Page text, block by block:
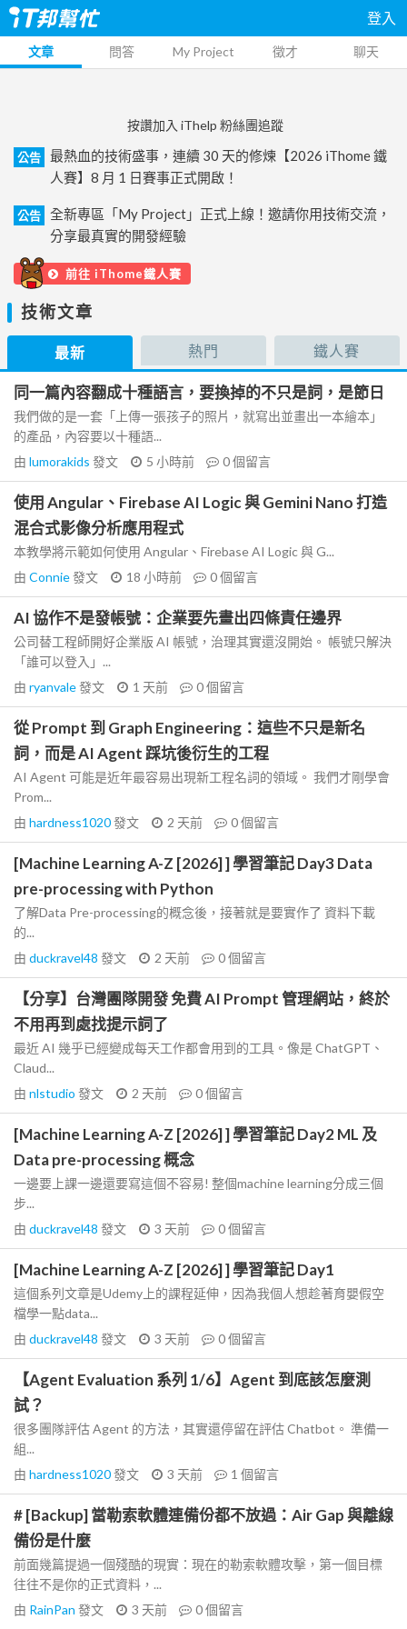
登入
文章 問答 My Project 徵才 聊天
按讚加入 iThelp 粉絲團追蹤
公告
最熱血的技術盛事，連續 30 天的修煉【2026 iThome 鐵
人賽】8 月 1 日賽事正式開啟！
公告
全新專區「My Project」正式上線！邀請你用技術交流，
分享最真實的開發經驗
前往 iThome鐵人賽
技術文章
最新 熱門 鐵人賽
同一篇內容翻成十種語言，要換掉的不只是詞，是節日
我們做的是一套「上傳一張孩子的照片，就寫出並畫出一本繪本」
的產品，內容要以十種語...
由 lumorakids 發文 5 小時前 0個留言
使用 Angular、Firebase AI Logic 與 Gemini Nano 打造
混合式影像分析應用程式
本教學將示範如何使用 Angular、Firebase AI Logic 與 G...
由 Connie發文 18 小時前 0個留言
AI 協作不是發帳號：企業要先畫出四條責任邊界
公司替工程師開好企業版 AI 帳號，治理其實還沒開始。 帳號只解決
「誰可以登入」...
由 ryanvale發文 1 天前 0個留言
從 Prompt 到 Graph Engineering：這些不只是新名
詞，而是 AI Agent 踩坑後衍生的工程
AI Agent 可能是近年最容易出現新工程名詞的領域。 我們才剛學會
Prom...
由 hardness1020發文 2 天前 0個留言
[Machine Learning A-Z [2026] ] 學習筆記 Day3 Data
pre-processing with Python
了解Data Pre-processing的概念後，接著就是要實作了 資料下載
的...
由 duckravel48 發文 2 天前 0個留言
【分享】台灣團隊開發 免費 AI Prompt 管理網站，終於
不用再到處找提示詞了
最近 AI 幾乎已經變成每天工作都會用到的工具。像是 ChatGPT、
Claud...
由 nlstudio 發文 2 天前 0個留言
[Machine Learning A-Z [2026] ] 學習筆記 Day2 ML 及
Data pre-processing 概念
一邊要上課一邊還要寫這個不容易! 整個machine learning分成三個
步...
由 duckravel48 發文 3 天前 0個留言
[Machine Learning A-Z [2026] ] 學習筆記 Day1
這個系列文章是Udemy上的課程延伸，因為我個人想趁著育嬰假空
檔學一點data...
由 duckravel48 發文 3 天前 0個留言
【Agent Evaluation 系列 1/6】Agent 到底該怎麼測
試？
很多團隊評估 Agent 的方法，其實還停留在評估 Chatbot。 準備一
組...
由 hardness1020發文 3 天前 1 個留言
# [Backup] 當勒索軟體連備份都不放過：Air Gap 與離線
備份是什麼
前面幾篇提過一個殘酷的現實：現在的勒索軟體攻擊，第一個目標
往往不是你的正式資料，...
由 RainPan 發文 3 天前 0個留言